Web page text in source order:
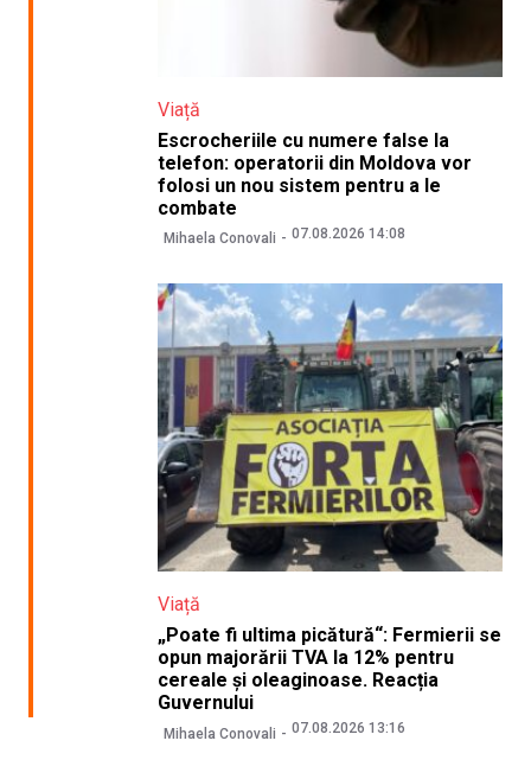
Viață
Escrocheriile cu numere false la
telefon: operatorii din Moldova vor
folosi un nou sistem pentru a le
combate
Mihaela Conovali 07.08.2026 14:08
Viață
„Poate fi ultima picătură“: Fermierii se
opun majorării TVA la 12% pentru
cereale și oleaginoase. Reacția
Guvernului
Mihaela Conovali 07.08.2026 13:16